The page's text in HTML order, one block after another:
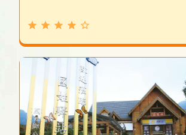
grade grade grade grade star_border